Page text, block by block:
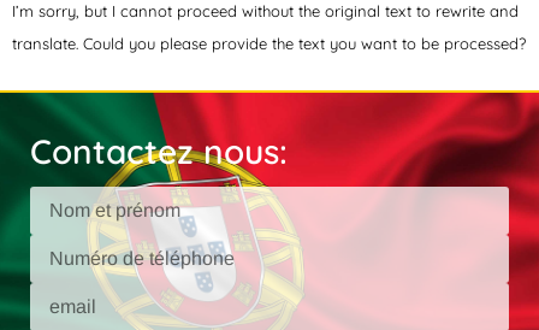
I’m sorry, but I cannot proceed without the original text to rewrite and
translate. Could you please provide the text you want to be processed?
Contactez nous: